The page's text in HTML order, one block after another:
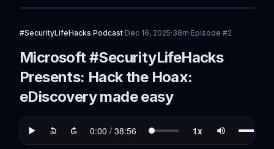
#SecurityLifeHacks Podcast·Dec 16, 2025·38m·Episode #2
Microsoft #SecurityLifeHacks
Presents: Hack the Hoax:
eDiscovery made easy